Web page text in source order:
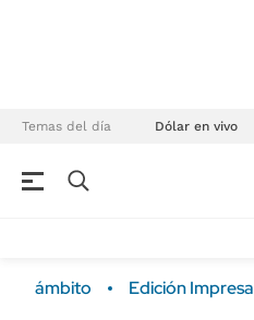
Temas del día Dólar en vivo
ámbito Edición Impresa